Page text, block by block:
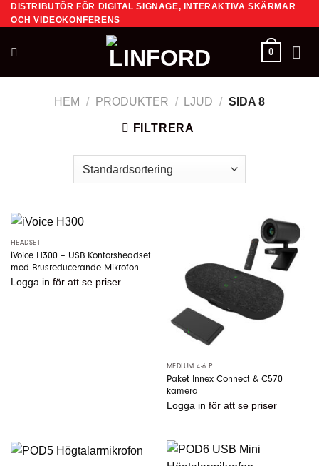
Skip
to
DISTRIBUTÖR FÖR DIGITAL SIGNAGE, INTERAKTIVA SKÄRMAR
OCH VIDEOKONFERENS
0
HEM / PRODUKTER / LJUD / SIDA 8
FILTRERA
HEADSET
iVoice H300 – USB Kontorsheadset
med Brusreducerande Mikrofon
Logga in för att se priser
MEDIUM 4-6 P
Paket Innex Connect & C570
kamera
Logga in för att se priser